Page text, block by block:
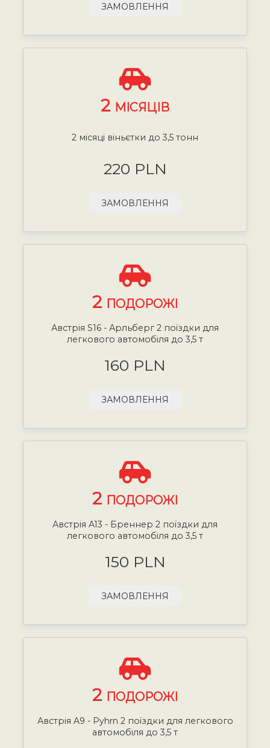
ЗАМОВЛЕННЯ
2 МІСЯЦІВ
2 місяці віньєтки до 3,5 тонн
220 PLN
ЗАМОВЛЕННЯ
2 ПОДОРОЖІ
Австрія S16 - Арльберг 2 поїздки для
легкового автомобіля до 3,5 т
160 PLN
ЗАМОВЛЕННЯ
2 ПОДОРОЖІ
Австрія A13 - Бреннер 2 поїздки для
легкового автомобіля до 3,5 т
150 PLN
ЗАМОВЛЕННЯ
2 ПОДОРОЖІ
Австрія A9 - Pyhrn 2 поїздки для легкового
автомобіля до 3,5 т